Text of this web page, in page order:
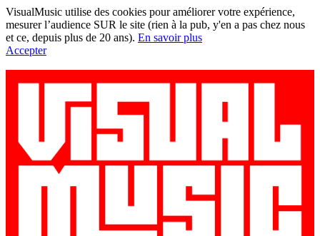
VisualMusic utilise des cookies pour améliorer votre expérience,
mesurer l’audience SUR le site (rien à la pub, y'en a pas chez nous
et ce, depuis plus de 20 ans). En savoir plus
Accepter